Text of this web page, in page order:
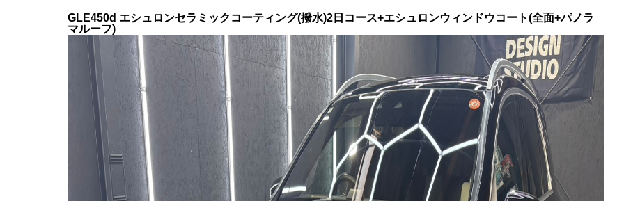
GLE450d エシュロンセラミックコーティング(撥水)2日コース+エシュロンウィンドウコート(全面+パノラ
マルーフ)